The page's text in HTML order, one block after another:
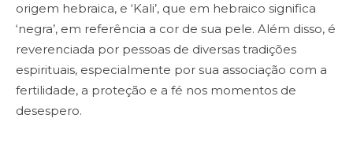
origem hebraica, e ‘Kali’, que em hebraico significa
‘negra’, em referência a cor de sua pele. Além disso, é
reverenciada por pessoas de diversas tradições
espirituais, especialmente por sua associação com a
fertilidade, a proteção e a fé nos momentos de
desespero.